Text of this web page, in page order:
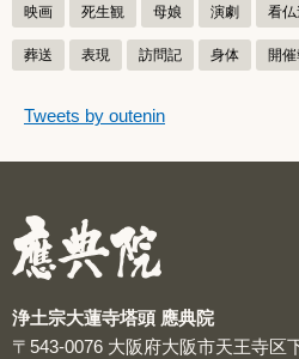
映画 死生観 母娘 演劇 看
葬送 表現 訪問記 身体 開
つぶやき
つぶやきをスキップする
Tweets by outenin
浄土宗大蓮寺塔頭 應典院
〒543-0076 大阪府大阪市天王寺区